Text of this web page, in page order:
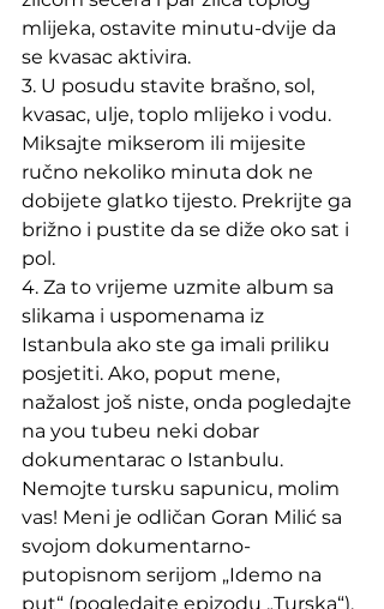
mlijeka, ostavite minutu-dvije da
se kvasac aktivira.
3. U posudu stavite brašno, sol,
kvasac, ulje, toplo mlijeko i vodu.
Miksajte mikserom ili mijesite
ručno nekoliko minuta dok ne
dobijete glatko tijesto. Prekrijte ga
brižno i pustite da se diže oko sat i
pol.
4. Za to vrijeme uzmite album sa
slikama i uspomenama iz
Istanbula ako ste ga imali priliku
posjetiti. Ako, poput mene,
nažalost još niste, onda pogledajte
na you tubeu neki dobar
dokumentarac o Istanbulu.
Nemojte tursku sapunicu, molim
vas! Meni je odličan Goran Milić sa
svojom dokumentarno-
putopisnom serijom „Idemo na
put“ (pogledajte epizodu „Turska“).